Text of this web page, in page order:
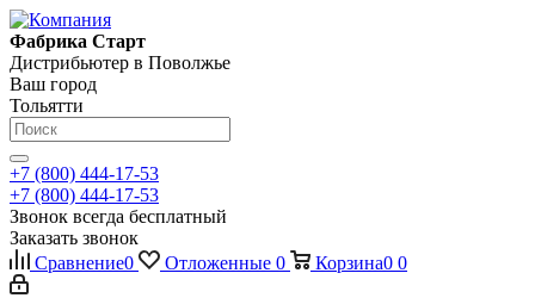
Фабрика Старт
Дистрибьютер в Поволжье
Ваш город
Тольятти
+7 (800) 444-17-53
+7 (800) 444-17-53
Звонок всегда бесплатный
Заказать звонок
Сравнение0 Отложенные 0 Корзина0 0